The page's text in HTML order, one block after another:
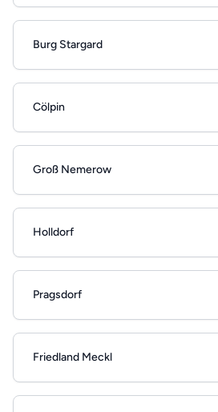
Burg Stargard
Cölpin
Groß Nemerow
Holldorf
Pragsdorf
Friedland Meckl